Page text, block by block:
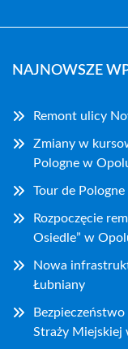
NAJNOWSZE
Remont ulicy
Zmiany w
Pologne w
Tour de
Rozpoczęcie
Osiedle” w
Nowa
Łubniany
Straży Miejskiej